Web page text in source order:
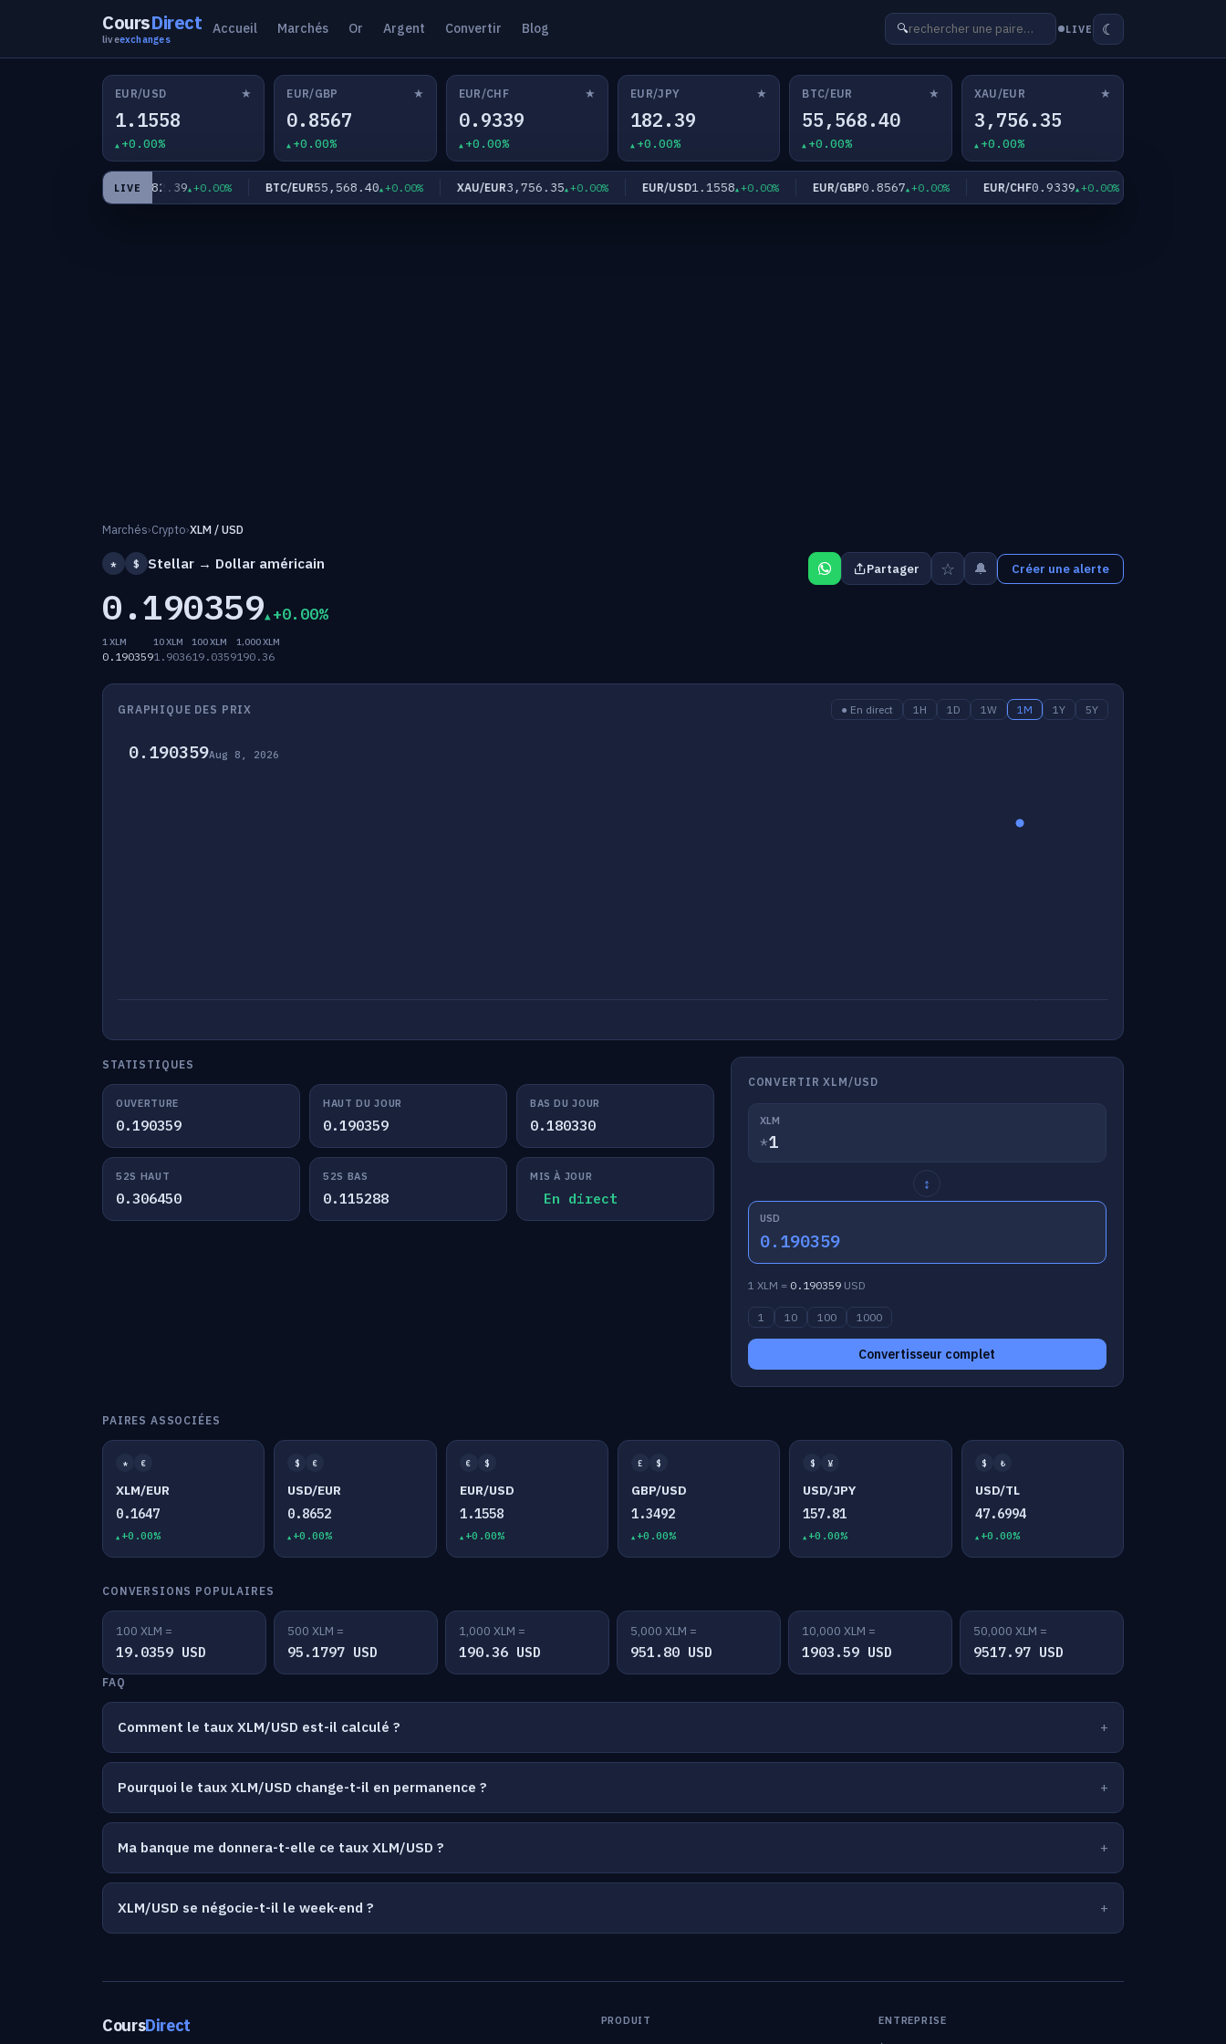
CoursDirect
liveexchanges
Accueil Marchés Or Argent Convertir Blog 🔍 LIVE ☾
EUR/USD ★
1.1558
+0.00%
EUR/GBP ★
0.8567
+0.00%
EUR/CHF ★
0.9339
+0.00%
EUR/JPY ★
182.39
+0.00%
BTC/EUR ★
55,568.40
+0.00%
XAU/EUR ★
3,756.35
+0.00%
LIVE
EUR/JPY182.39 +0.00% BTC/EUR55,568.40 +0.00% XAU/EUR3,756.35 +0.00% EUR/USD1.1558 +0.00% EUR/GBP0.8567 +0.00% EUR/CHF0.9339 +0.00%
Marchés›Crypto›XLM / USD
* $ Stellar → Dollar américain
0.190359 +0.00%
1 XLM
0.190359
10 XLM
1.9036
100 XLM
19.0359
1,000 XLM
190.36
Partager ☆ 🔔 Créer une alerte
GRAPHIQUE DES PRIX ● En direct 1H 1D 1W 1M 1Y 5Y
0.190359Aug 8, 2026
STATISTIQUES
OUVERTURE
0.190359
HAUT DU JOUR
0.190359
BAS DU JOUR
0.180330
52S HAUT
0.306450
52S BAS
0.115288
MIS À JOUR
En direct
CONVERTIR XLM/USD
XLM
*
↕
USD
0.190359
1 XLM = 0.190359USD
1 10 100 1000
Convertisseur complet
PAIRES ASSOCIÉES
* €
XLM/EUR
0.1647
+0.00%
$ €
USD/EUR
0.8652
+0.00%
€ $
EUR/USD
1.1558
+0.00%
£ $
GBP/USD
1.3492
+0.00%
$ ¥
USD/JPY
157.81
+0.00%
$ ₺
USD/TL
47.6994
+0.00%
CONVERSIONS POPULAIRES
100 XLM =
19.0359 USD
500 XLM =
95.1797 USD
1,000 XLM =
190.36 USD
5,000 XLM =
951.80 USD
10,000 XLM =
1903.59 USD
50,000 XLM =
9517.97 USD
FAQ
Comment le taux XLM/USD est-il calculé ?
Pourquoi le taux XLM/USD change-t-il en permanence ?
Ma banque me donnera-t-elle ce taux XLM/USD ?
XLM/USD se négocie-t-il le week-end ?
CoursDirect PRODUIT ENTREPRISE